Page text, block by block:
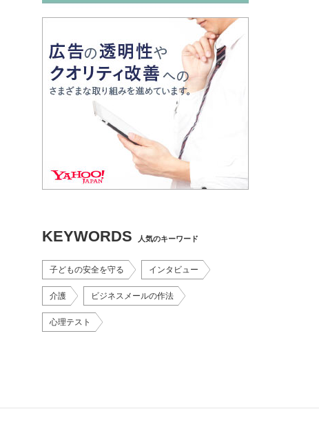
KEYWORDS 人気のキーワード
子どもの安全を守る インタビュー
介護 ビジネスメールの作法
心理テスト